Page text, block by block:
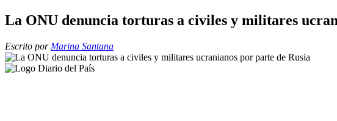
La ONU denuncia torturas a civiles y militares
Escrito por Marina Santana